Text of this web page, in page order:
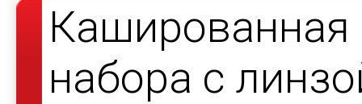
Кашированная
набора с